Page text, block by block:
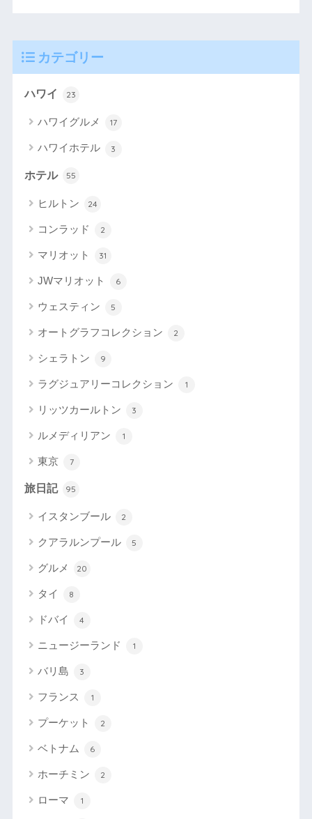
カテゴリー
ハワイ 23
ハワイグルメ 17
ハワイホテル 3
ホテル 55
ヒルトン 24
コンラッド 2
マリオット 31
JWマリオット 6
ウェスティン 5
オートグラフコレクション 2
シェラトン 9
ラグジュアリーコレクション 1
リッツカールトン 3
ルメディリアン 1
東京 7
旅日記 95
イスタンブール 2
クアラルンプール 5
グルメ 20
タイ 8
ドバイ 4
ニュージーランド 1
バリ島 3
フランス 1
プーケット 2
ベトナム 6
ホーチミン 2
ローマ 1